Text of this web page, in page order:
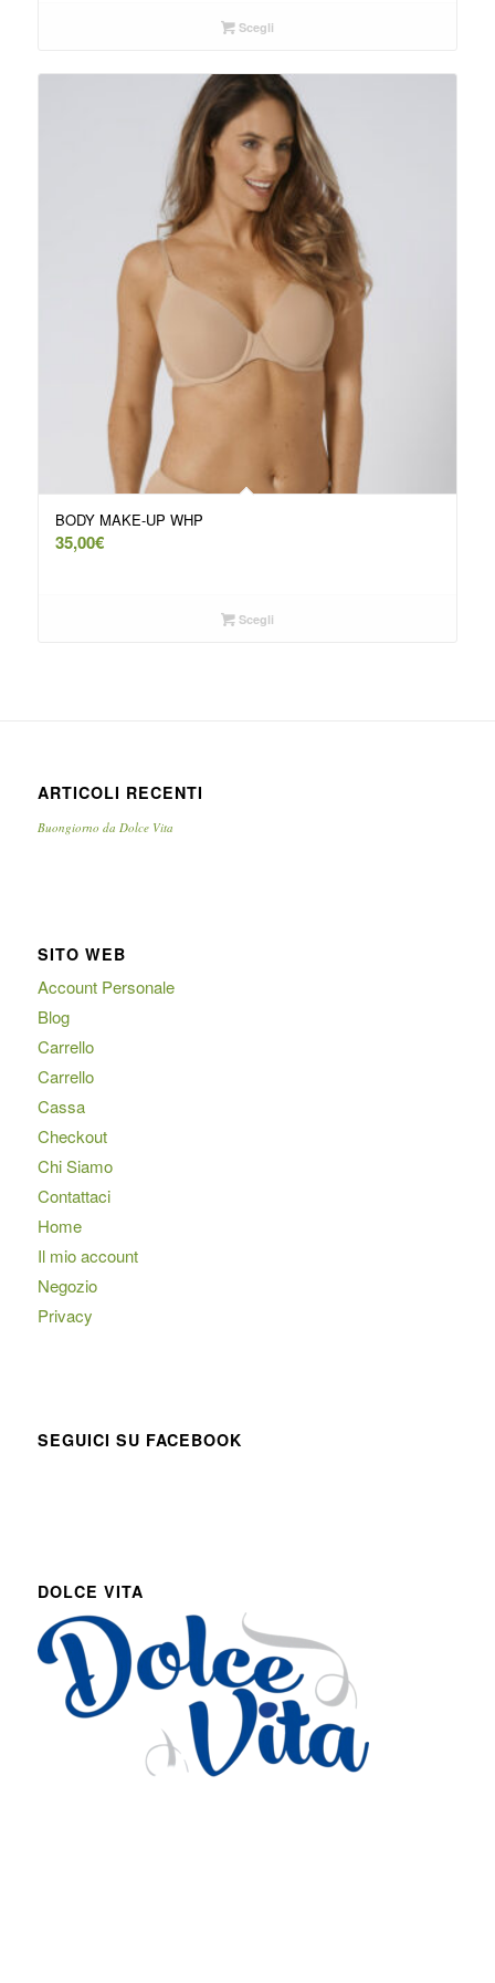
Scegli
BODY MAKE-UP WHP
35,00€
Scegli
ARTICOLI RECENTI
Buongiorno da Dolce Vita
SITO WEB
Account Personale
Blog
Carrello
Carrello
Cassa
Checkout
Chi Siamo
Contattaci
Home
Il mio account
Negozio
Privacy
SEGUICI SU FACEBOOK
DOLCE VITA